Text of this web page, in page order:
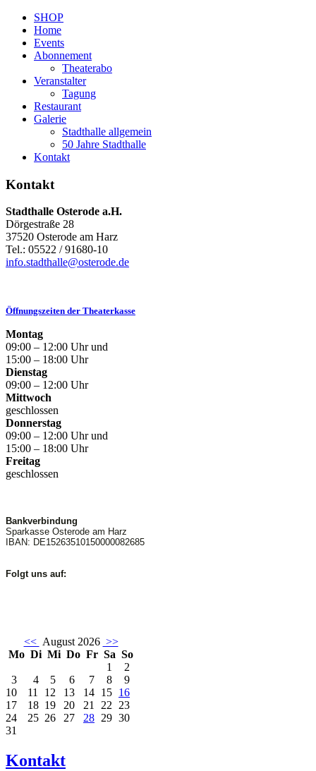
SHOP
Home
Events
Abonnement
Theaterabo
Veranstalter
Tagung
Restaurant
Galerie
Stadthalle allgemein
50 Jahre Stadthalle
Kontakt
Kontakt
Stadthalle Osterode a.H.
Dörgestraße 28
37520 Osterode am Harz
Tel.: 05522 / 91680-10
info.stadthalle@osterode.de
Öffnungszeiten der Theaterkasse
Montag
09:00 – 12:00 Uhr und
15:00 – 18:00 Uhr
Dienstag
09:00 – 12:00 Uhr
Mittwoch
geschlossen
Donnerstag
09:00 – 12:00 Uhr und
15:00 – 18:00 Uhr
Freitag
geschlossen
Bankverbindung
Sparkasse Osterode am Harz
IBAN: DE15263510150000082685
Folgt uns auf:
<< August 2026 >>
Mo Di Mi Do Fr Sa So
1
2
3
4 5 6 7 8
9
10
11 12 13 14 15 16
17
18 19 20 21 22 23
24
25 26 27 28 29 30
31
Kontakt